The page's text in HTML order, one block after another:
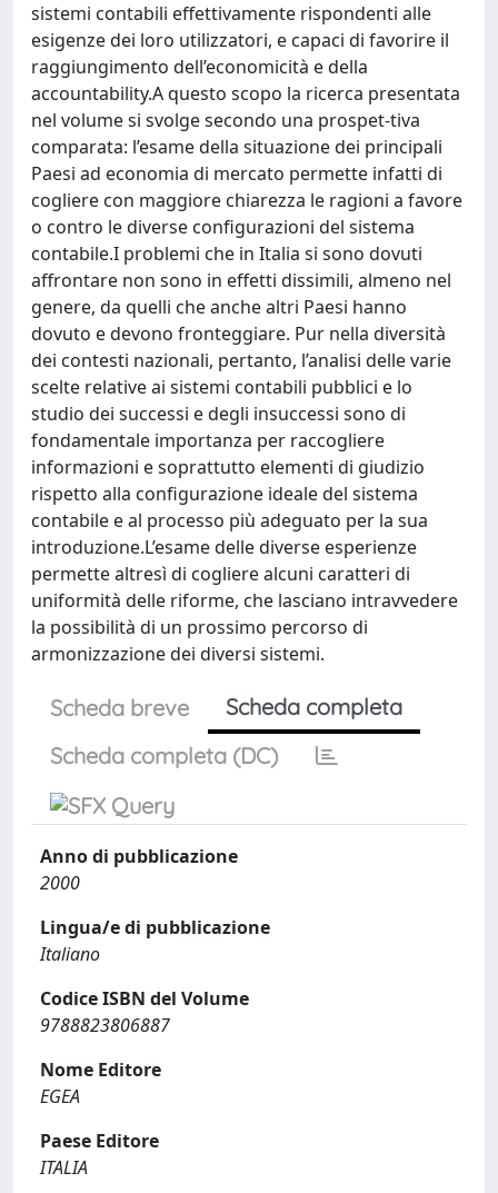
sistemi contabili effettivamente rispondenti alle
esigenze dei loro utilizzatori, e capaci di favorire il
raggiungimento dell’economicità e della
accountability.A questo scopo la ricerca presentata
nel volume si svolge secondo una prospet-tiva
comparata: l’esame della situazione dei principali
Paesi ad economia di mercato permette infatti di
cogliere con maggiore chiarezza le ragioni a favore
o contro le diverse configurazioni del sistema
contabile.I problemi che in Italia si sono dovuti
affrontare non sono in effetti dissimili, almeno nel
genere, da quelli che anche altri Paesi hanno
dovuto e devono fronteggiare. Pur nella diversità
dei contesti nazionali, pertanto, l’analisi delle varie
scelte relative ai sistemi contabili pubblici e lo
studio dei successi e degli insuccessi sono di
fondamentale importanza per raccogliere
informazioni e soprattutto elementi di giudizio
rispetto alla configurazione ideale del sistema
contabile e al processo più adeguato per la sua
introduzione.L’esame delle diverse esperienze
permette altresì di cogliere alcuni caratteri di
uniformità delle riforme, che lasciano intravvedere
la possibilità di un prossimo percorso di
armonizzazione dei diversi sistemi.
Scheda breve
Scheda completa
Scheda completa (DC)
Anno di pubblicazione
2000
Lingua/e di pubblicazione
Italiano
Codice ISBN del Volume
9788823806887
Nome Editore
EGEA
Paese Editore
ITALIA